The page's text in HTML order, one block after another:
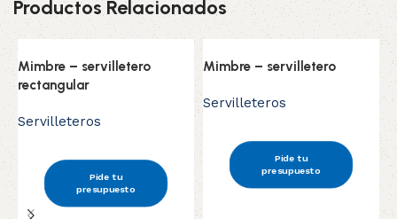
Productos Relacionados
Mimbre – servilletero
rectangular
Servilleteros
Pide tu
presupuesto
Mimbre – servilletero
Servilleteros
Pide tu
presupuesto